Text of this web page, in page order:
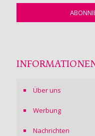
Über uns
Werbung
Nachrichten